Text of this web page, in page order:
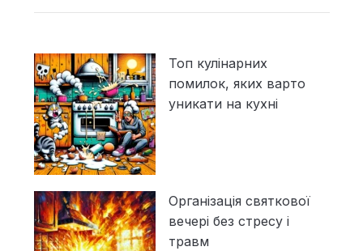
Топ кулінарних
помилок, яких варто
уникати на кухні
Організація святкової
вечері без стресу і
травм